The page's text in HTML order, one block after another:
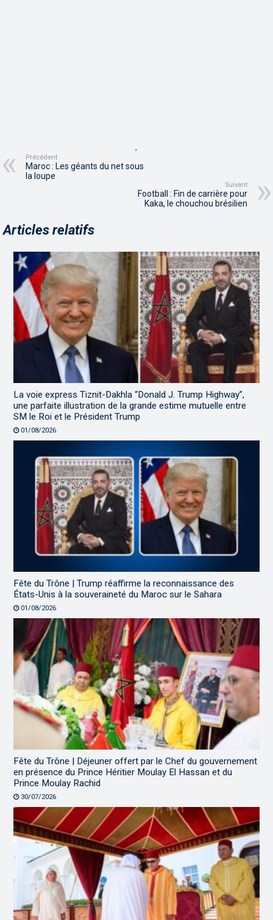
,
Précédent
Maroc : Les géants du net sous
la loupe
Suivant
Football : Fin de carrière pour
Kaka, le chouchou brésilien
Articles relatifs
La voie express Tiznit-Dakhla “Donald J. Trump Highway”,
une parfaite illustration de la grande estime mutuelle entre
SM le Roi et le Président Trump
01/08/2026
Fête du Trône | Trump réaffirme la reconnaissance des
États-Unis à la souveraineté du Maroc sur le Sahara
01/08/2026
Fête du Trône | Déjeuner offert par le Chef du gouvernement
en présence du Prince Héritier Moulay El Hassan et du
Prince Moulay Rachid
30/07/2026